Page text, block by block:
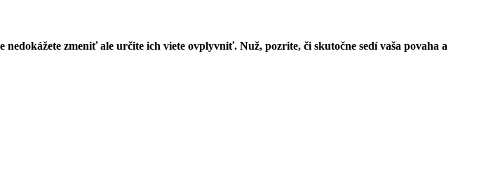
zmeniť ale určite ich viete ovplyvniť. Nuž, pozrite, či skutočne sedí vaša povaha a